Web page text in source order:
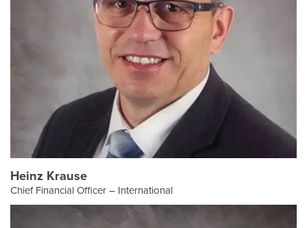
Heinz Krause
Chief Financial Officer – International